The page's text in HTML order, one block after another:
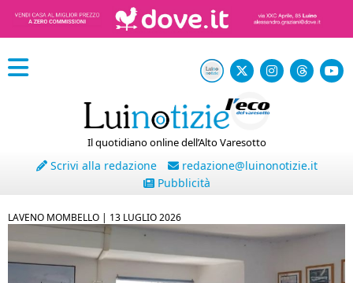
Il quotidiano online dell’Alto Varesotto
Scrivi alla redazione
redazione@luinonotizie.it
Pubblicità
LAVENO MOMBELLO | 13 LUGLIO 2026